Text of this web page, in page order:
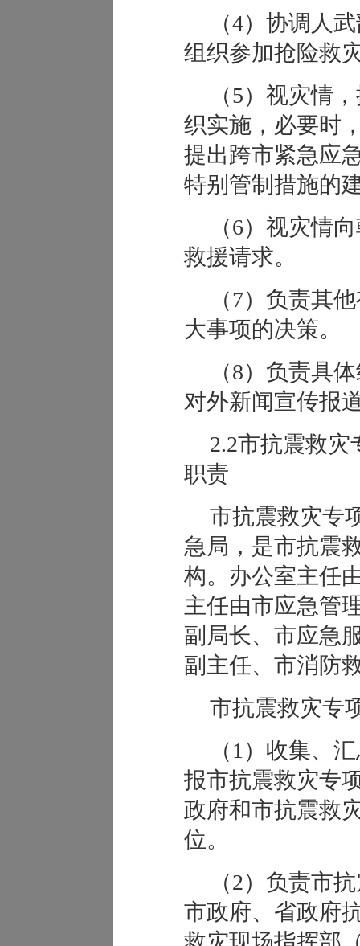
（4）协调人
组织参加抢险救
（5）视灾情
织实施，必要时
提出跨市紧急应
特别管制措施的
（6）视灾情
救援请求。
（7）负责其
大事项的决策。
（8）负责具
对外新闻宣传报
2.2市抗震救
职责
市抗震救灾专
急局，是市抗震
构。办公室主任
主任由市应急管
副局长、市应急
副主任、市消防
市抗震救灾专
（1）收集、
报市抗震救灾专
政府和市抗震救
位。
（2）负责市
市政府、省政府